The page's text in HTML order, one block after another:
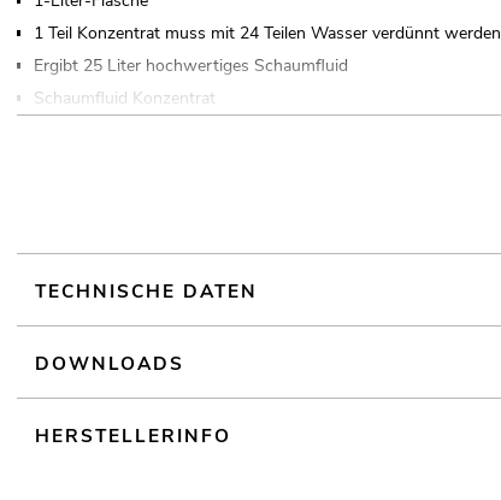
1 Teil Konzentrat muss mit 24 Teilen Wasser verdünnt werden
Ergibt 25 Liter hochwertiges Schaumfluid
Schaumfluid Konzentrat
TECHNISCHE DATEN
DOWNLOADS
HERSTELLERINFO